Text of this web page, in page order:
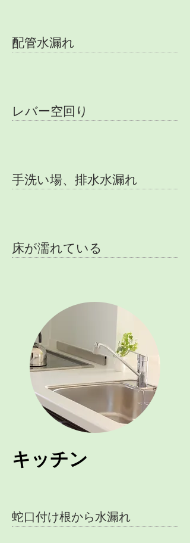
配管水漏れ
レバー空回り
手洗い場、排水水漏れ
床が濡れている
キッチン
蛇口付け根から水漏れ